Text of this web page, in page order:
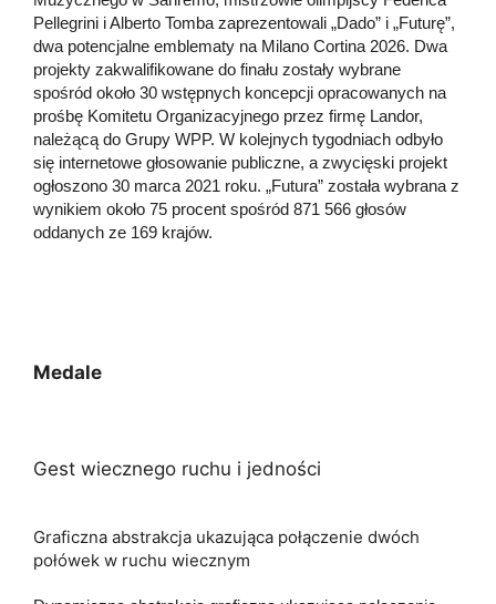
Pellegrini i Alberto Tomba zaprezentowali „Dado” i „Futurę”,
dwa potencjalne emblematy na Milano Cortina 2026. Dwa
projekty zakwalifikowane do finału zostały wybrane
spośród około 30 wstępnych koncepcji opracowanych na
prośbę Komitetu Organizacyjnego przez firmę Landor,
należącą do Grupy WPP. W kolejnych tygodniach odbyło
się internetowe głosowanie publiczne, a zwycięski projekt
ogłoszono 30 marca 2021 roku. „Futura” została wybrana z
wynikiem około 75 procent spośród 871 566 głosów
oddanych ze 169 krajów.
Medale
Gest wiecznego ruchu i jedności
Graficzna abstrakcja ukazująca połączenie dwóch
połówek w ruchu wiecznym